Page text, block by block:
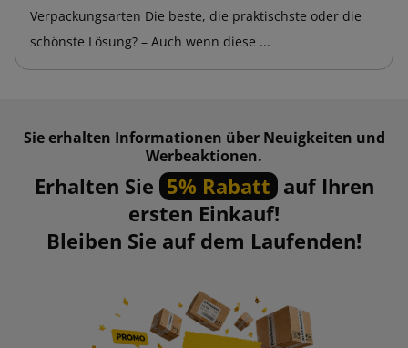
Verpackungsarten Die beste, die praktischste oder die
schönste Lösung? – Auch wenn diese ...
Sie erhalten Informationen über Neuigkeiten und
Werbeaktionen.
Erhalten Sie 5% Rabatt auf Ihren
ersten Einkauf!
Bleiben Sie auf dem Laufenden!